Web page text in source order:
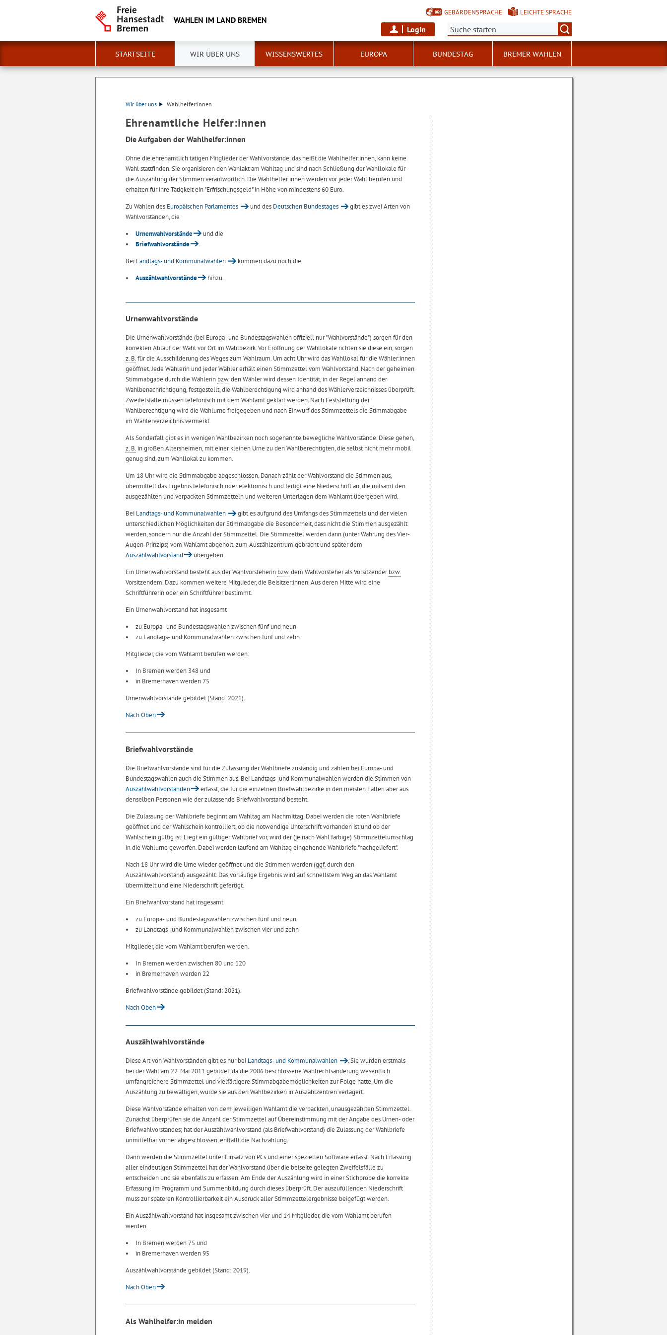
WAHLEN IM LAND BREMEN
GEBÄRDENSPRACHE LEICHTE SPRACHE
Login Suche:
STARTSEITE WIR ÜBER UNS WISSENSWERTES EUROPA BUNDESTAG BREMER WAHLEN
Wir über uns Wahlhelfer:innen
Ehrenamtliche Helfer:innen
Die Aufgaben der Wahlhelfer:innen
Ohne die ehrenamtlich tätigen Mitglieder der Wahlvorstände, das heißt die Wahlhelfer:innen, kann keine
Wahl stattfinden. Sie organisieren den Wahlakt am Wahltag und sind nach Schließung der Wahllokale für
die Auszählung der Stimmen verantwortlich. Die Wahlhelfer:innen werden vor jeder Wahl berufen und
erhalten für ihre Tätigkeit ein "Erfrischungsgeld" in Höhe von mindestens 60 Euro.
Zu Wahlen des Europäischen Parlamentes und des Deutschen Bundestages
gibt es zwei Arten von
Wahlvorständen, die
Urnenwahlvorstände
und die
Briefwahlvorstände
.
Bei Landtags- und Kommunalwahlen
kommen dazu noch die
Auszählwahlvorstände
hinzu.
Urnenwahlvorstände
Die Urnenwahlvorstände (bei Europa- und Bundestagswahlen offiziell nur "Wahlvorstände") sorgen für den
korrekten Ablauf der Wahl vor Ort im Wahlbezirk. Vor Eröffnung der Wahllokale richten sie diese ein, sorgen
z. B.für die Ausschilderung des Weges zum Wahlraum. Um acht Uhr wird das Wahllokal für die Wähler:innen
geöffnet. Jede Wählerin und jeder Wähler erhält einen Stimmzettel vom Wahlvorstand. Nach der geheimen
Stimmabgabe durch die Wählerin bzw.den Wähler wird dessen Identität, in der Regel anhand der
Wahlbenachrichtigung, festgestellt, die Wahlberechtigung wird anhand des Wählerverzeichnisses überprüft.
Zweifelsfälle müssen telefonisch mit dem Wahlamt geklärt werden. Nach Feststellung der
Wahlberechtigung wird die Wahlurne freigegeben und nach Einwurf des Stimmzettels die Stimmabgabe
im Wählerverzeichnis vermerkt.
Als Sonderfall gibt es in wenigen Wahlbezirken noch sogenannte bewegliche Wahlvorstände. Diese gehen,
z. B. in großen Altersheimen, mit einer kleinen Urne zu den Wahlberechtigten, die selbst nicht mehr mobil
genug sind, zum Wahllokal zu kommen.
Um 18 Uhr wird die Stimmabgabe abgeschlossen. Danach zählt der Wahlvorstand die Stimmen aus,
übermittelt das Ergebnis telefonisch oder elektronisch und fertigt eine Niederschrift an, die mitsamt den
ausgezählten und verpackten Stimmzetteln und weiteren Unterlagen dem Wahlamt übergeben wird.
Bei Landtags- und Kommunalwahlen
gibt es aufgrund des Umfangs des Stimmzettels und der vielen
unterschiedlichen Möglichkeiten der Stimmabgabe die Besonderheit, dass nicht die Stimmen ausgezählt
werden, sondern nur die Anzahl der Stimmzettel. Die Stimmzettel werden dann (unter Wahrung des Vier-
Augen-Prinzips) vom Wahlamt abgeholt, zum Auszählzentrum gebracht und später dem
Auszählwahlvorstand
übergeben.
Ein Urnenwahlvorstand besteht aus der Wahlvorsteherin bzw.dem Wahlvorsteher als Vorsitzenderbzw.
Vorsitzendem. Dazu kommen weitere Mitglieder, die Beisitzer:innen. Aus deren Mitte wird eine
Schriftführerin oder ein Schriftführer bestimmt.
Ein Urnenwahlvorstand hat insgesamt
zu Europa- und Bundestagswahlen zwischen fünf und neun
zu Landtags- und Kommunalwahlen zwischen fünf und zehn
Mitglieder, die vom Wahlamt berufen werden.
In Bremen werden 348 und
in Bremerhaven werden 75
Urnenwahlvorstände gebildet (Stand: 2021).
Nach Oben
Briefwahlvorstände
Die Briefwahlvorstände sind für die Zulassung der Wahlbriefe zuständig und zählen bei Europa- und
Bundestagswahlen auch die Stimmen aus. Bei Landtags- und Kommunalwahlen werden die Stimmen von
Auszählwahlvorständen
erfasst, die für die einzelnen Briefwahlbezirke in den meisten Fällen aber aus
denselben Personen wie der zulassende Briefwahlvorstand besteht.
Die Zulassung der Wahlbriefe beginnt am Wahltag am Nachmittag. Dabei werden die roten Wahlbriefe
geöffnet und der Wahlschein kontrolliert, ob die notwendige Unterschrift vorhanden ist und ob der
Wahlschein gültig ist. Liegt ein gültiger Wahlbrief vor, wird der (je nach Wahl farbige) Stimmzettelumschlag
in die Wahlurne geworfen. Dabei werden laufend am Wahltag eingehende Wahlbriefe "nachgeliefert".
Nach 18 Uhr wird die Urne wieder geöffnet und die Stimmen werden (ggf.durch den
Auszählwahlvorstand) ausgezählt. Das vorläufige Ergebnis wird auf schnellstem Weg an das Wahlamt
übermittelt und eine Niederschrift gefertigt.
Ein Briefwahlvorstand hat insgesamt
zu Europa- und Bundestagswahlen zwischen fünf und neun
zu Landtags- und Kommunalwahlen zwischen vier und zehn
Mitglieder, die vom Wahlamt berufen werden.
In Bremen werden zwischen 80 und 120
in Bremerhaven werden 22
Briefwahlvorstände gebildet (Stand: 2021).
Nach Oben
Auszählwahlvorstände
Diese Art von Wahlvorständen gibt es nur bei Landtags- und Kommunalwahlen
. Sie wurden erstmals
bei der Wahl am 22. Mai 2011 gebildet, da die 2006 beschlossene Wahlrechtsänderung wesentlich
umfangreichere Stimmzettel und vielfältigere Stimmabgabemöglichkeiten zur Folge hatte. Um die
Auszählung zu bewältigen, wurde sie aus den Wahlbezirken in Auszählzentren verlagert.
Diese Wahlvorstände erhalten von dem jeweiligen Wahlamt die verpackten, unausgezählten Stimmzettel.
Zunächst überprüfen sie die Anzahl der Stimmzettel auf Übereinstimmung mit der Angabe des Urnen- oder
Briefwahlvorstandes; hat der Auszählwahlvorstand (als Briefwahlvorstand) die Zulassung der Wahlbriefe
unmittelbar vorher abgeschlossen, entfällt die Nachzählung.
Dann werden die Stimmzettel unter Einsatz von PCs und einer speziellen Software erfasst. Nach Erfassung
aller eindeutigen Stimmzettel hat der Wahlvorstand über die beiseite gelegten Zweifelsfälle zu
entscheiden und sie ebenfalls zu erfassen. Am Ende der Auszählung wird in einer Stichprobe die korrekte
Erfassung im Programm und Summenbildung durch dieses überprüft. Der auszufüllenden Niederschrift
muss zur späteren Kontrollierbarkeit ein Ausdruck aller Stimmzettelergebnisse beigefügt werden.
Ein Auszählwahlvorstand hat insgesamt zwischen vier und 14 Mitglieder, die vom Wahlamt berufen
werden.
In Bremen werden 75 und
in Bremerhaven werden 95
Auszählwahlvorstände gebildet (Stand: 2019).
Nach Oben
Als Wahlhelfer:in melden